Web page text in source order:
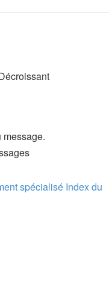
message.
spécialisé Index du